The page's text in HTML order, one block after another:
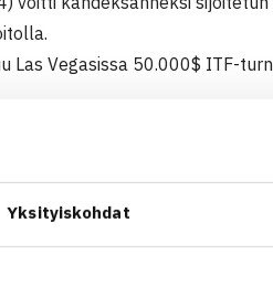
Yksityiskohdat
Las Vegasissa 50.000$ ITF-
Piia Suomalainen (8.) 62 76(5)
verkossa